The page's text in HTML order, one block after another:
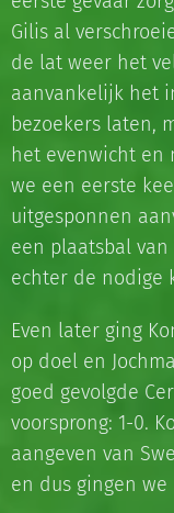
Gilis al
de lat weer het
aanvankelijk het
bezoekers laten,
het evenwicht en
we een eerste
uitgesponnen
een plaatsbal van
echter de nodige
Even later ging
op doel en
goed gevolgde
voorsprong: 1-0.
aangeven van
en dus gingen